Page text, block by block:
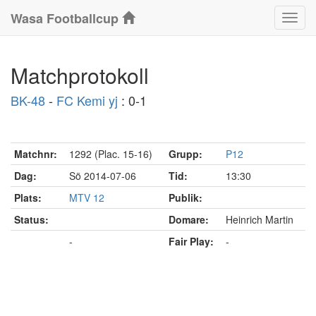
Wasa Footballcup
Matchprotokoll
BK-48- FC Kemi yj : 0-1
Matchnr: 1292 (Plac. 15-16) Grupp:
P12
Dag:
Sö 2014-07-06 Tid:
13:30
Plats:
MTV 12
Publik:
Status:
Domare:
Heinrich Martin
-
Fair Play: -